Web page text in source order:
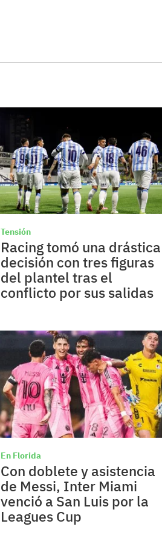
Tensión
Racing tomó una drástica
decisión con tres figuras
del plantel tras el
conflicto por sus salidas
En Florida
Con doblete y asistencia
de Messi, Inter Miami
venció a San Luis por la
Leagues Cup